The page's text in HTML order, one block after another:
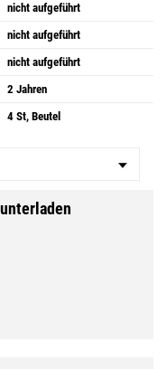
nicht aufgeführt
nicht aufgeführt
nicht aufgeführt
2 Jahren
4 St, Beutel